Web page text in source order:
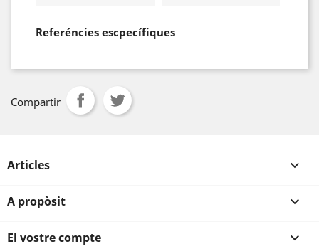
Referéncies escpecífiques
Compartir
Articles 
A propòsit 
El vostre compte 